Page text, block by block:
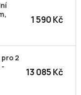
1 590 Kč
2
-
13 085 Kč